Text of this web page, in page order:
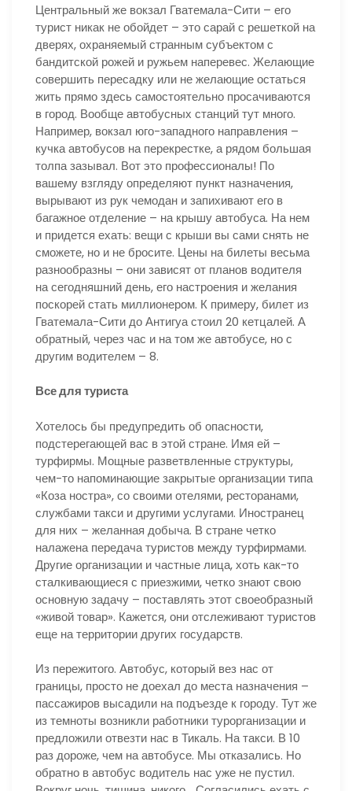
Центральный же вокзал Гватемала-Сити – его
турист никак не обойдет – это сарай с решеткой на
дверях, охраняемый странным субъектом с
бандитской рожей и ружьем наперевес. Желающие
совершить пересадку или не желающие остаться
жить прямо здесь самостоятельно просачиваются
в город. Вообще автобусных станций тут много.
Например, вокзал юго-западного направления –
кучка автобусов на перекрестке, а рядом большая
толпа зазывал. Вот это профессионалы! По
вашему взгляду определяют пункт назначения,
вырывают из рук чемодан и запихивают его в
багажное отделение – на крышу автобуса. На нем
и придется ехать: вещи с крыши вы сами снять не
сможете, но и не бросите. Цены на билеты весьма
разнообразны – они зависят от планов водителя
на сегодняшний день, его настроения и желания
поскорей стать миллионером. К примеру, билет из
Гватемала-Сити до Антигуа стоил 20 кетцалей. А
обратный, через час и на том же автобусе, но с
другим водителем – 8.
Все для туриста
Хотелось бы предупредить об опасности,
подстерегающей вас в этой стране. Имя ей –
турфирмы. Мощные разветвленные структуры,
чем-то напоминающие закрытые организации типа
«Коза ностра», со своими отелями, ресторанами,
службами такси и другими услугами. Иностранец
для них – желанная добыча. В стране четко
налажена передача туристов между турфирмами.
Другие организации и частные лица, хоть как-то
сталкивающиеся с приезжими, четко знают свою
основную задачу – поставлять этот своеобразный
«живой товар». Кажется, они отслеживают туристов
еще на территории других государств.
Из пережитого. Автобус, который вез нас от
границы, просто не доехал до места назначения –
пассажиров высадили на подъезде к городу. Тут же
из темноты возникли работники турорганизации и
предложили отвезти нас в Тикаль. На такси. В 10
раз дороже, чем на автобусе. Мы отказались. Но
обратно в автобус водитель нас уже не пустил.